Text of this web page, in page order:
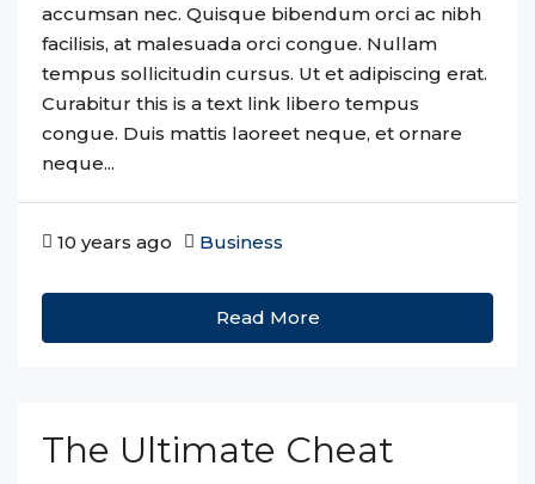
accumsan nec. Quisque bibendum orci ac nibh
facilisis, at malesuada orci congue. Nullam
tempus sollicitudin cursus. Ut et adipiscing erat.
Curabitur this is a text link libero tempus
congue. Duis mattis laoreet neque, et ornare
neque...
10 years ago Business
Read More
The Ultimate Cheat